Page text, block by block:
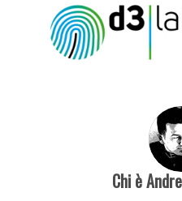
Chi è